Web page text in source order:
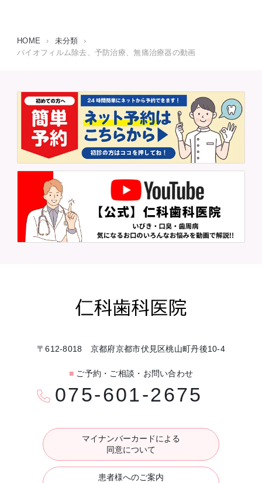
HOME › 未分類
›
バイオフィルム除去、予防治療、無痛治療器の動画
〒612-8018 京都府京都市伏見区桃山町丹後10-4
■ ご予約・ご相談・お問い合わせ
075-601-2675
マイナンバーカードによる
同意について
患者様へのご案内